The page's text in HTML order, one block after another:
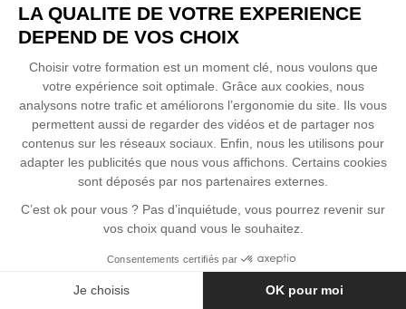
Les certifications professionnelles de la 3W Academy
sont enregistrées au Registre National de la
Certification Professionnelle (RNCP) de Niveau 5 à 7
selon la formation choisie.
Campus
Paris
Pour devenir
Concepteur développeur web
Concepteur développeur web
LA QUALITE DE VOTRE EXPERIENCE
DEPEND DE VOS CHOIX
Choisir votre formation est un moment clé, nous voulons que
votre expérience soit optimale. Grâce aux cookies, nous
analysons notre trafic et améliorons l’ergonomie du site. Ils vous
permettent aussi de regarder des vidéos et de partager nos
contenus sur les réseaux sociaux. Enfin, nous les utilisons pour
adapter les publicités que nous vous affichons. Certains cookies
sont déposés par nos partenaires externes.
C’est ok pour vous ? Pas d’inquiétude, vous pourrez revenir sur
vos choix quand vous le souhaitez.
Consentements certifiés par
Je choisis OK pour moi